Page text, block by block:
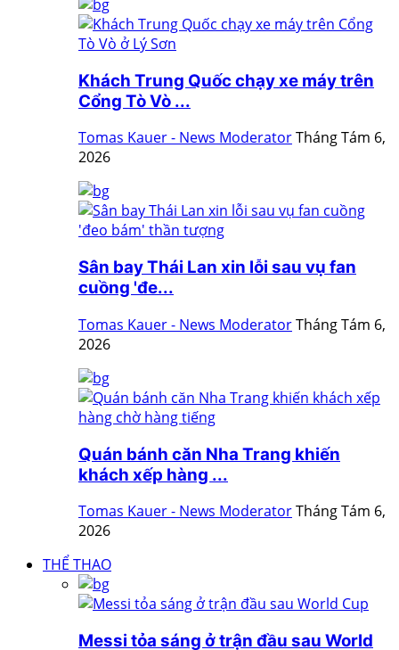
Khách Trung Quốc chạy xe máy trên
Cổng Tò Vò ...
Tomas Kauer - News ModeratorTháng Tám 6,
2026
Sân bay Thái Lan xin lỗi sau vụ fan
cuồng 'đe...
Tomas Kauer - News ModeratorTháng Tám 6,
2026
Quán bánh căn Nha Trang khiến
khách xếp hàng ...
Tomas Kauer - News ModeratorTháng Tám 6,
2026
THỂ THAO
Messi tỏa sáng ở trận đầu sau World